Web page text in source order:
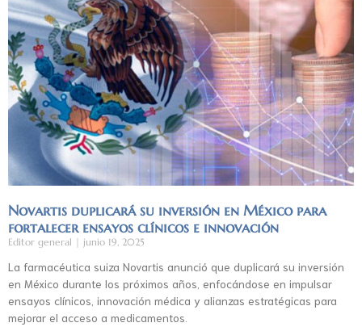
Novartis duplicará su inversión en México para
fortalecer ensayos clínicos e innovación
Editor general junio 19, 2025
La farmacéutica suiza Novartis anunció que duplicará su inversión
en México durante los próximos años, enfocándose en impulsar
ensayos clínicos, innovación médica y alianzas estratégicas para
mejorar el acceso a medicamentos.